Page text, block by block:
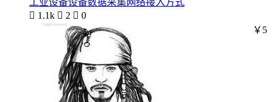
工业设备设备数据采集网络接入方式
 1.1k  2  0
￥5